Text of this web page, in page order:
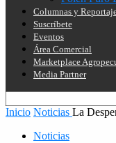
Columnas y
Suscríbete
Eventos
Área Comercial
Marketplace
Media Partner
Inicio Noticias La
Noticias